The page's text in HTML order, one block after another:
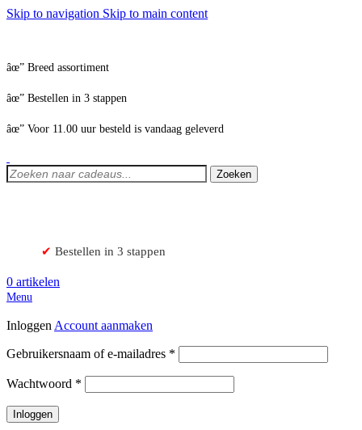
Skip to navigation Skip to main content
âœ” Breed assortiment
âœ” Bestellen in 3 stappen
âœ” Voor 11.00 uur besteld is vandaag geleverd
Zoeken
✔ Bestellen in 3 stappen
0 artikelen
Menu
Inloggen Account aanmaken
Gebruikersnaam of e-mailadres *
Wachtwoord *
Inloggen